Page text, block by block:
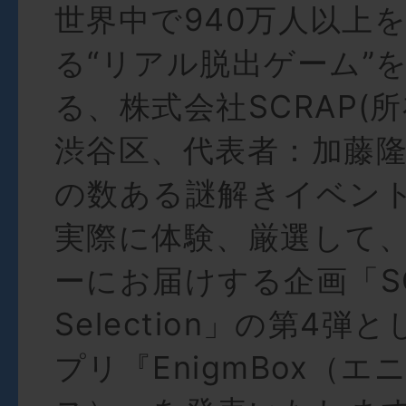
世界中で940万人以上
る“リアル脱出ゲーム”
る、株式会社SCRAP(
渋谷区、代表者：加藤
の数ある謎解きイベン
実際に体験、厳選して
ーにお届けする企画「
Selection」の第4弾と
プリ『EnigmBox（エ